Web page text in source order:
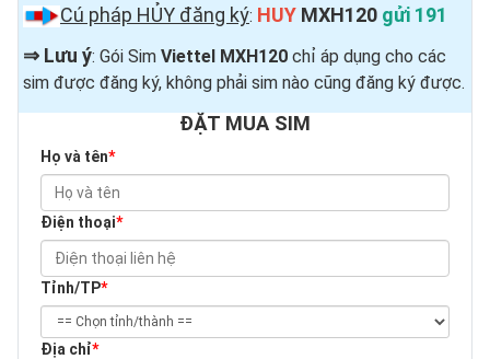
Cú pháp HỦY đăng ký: HUY MXH120 gửi 191
⇒ Lưu ý: Gói Sim Viettel MXH120 chỉ áp dụng cho các
sim được đăng ký, không phải sim nào cũng đăng ký được.
ĐẶT MUA SIM
Họ và tên*
Điện thoại*
Tỉnh/TP*
Địa chỉ*